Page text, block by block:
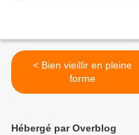
< Bien vieillir en pleine
forme
Hébergé par Overblog